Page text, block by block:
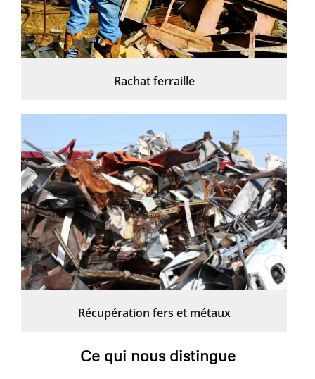
Rachat ferraille
Récupération fers et métaux
Ce qui nous distingue